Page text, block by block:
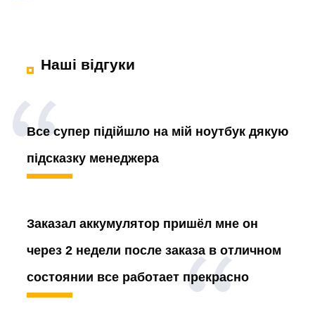
Наші відгуки
Все супер підійшло на мій ноутбук дякую
підсказку менеджера
Заказал аккумулятор пришёл мне он
через 2 недели после заказа в отличном
состоянии все работает прекрасно